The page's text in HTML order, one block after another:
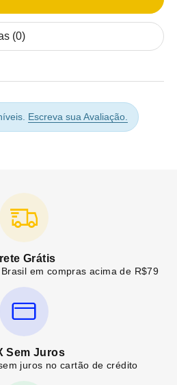
(0)
Escreva sua Avaliação.
Grátis
em compras acima de R$79
Sem Juros
juros no cartão de crédito